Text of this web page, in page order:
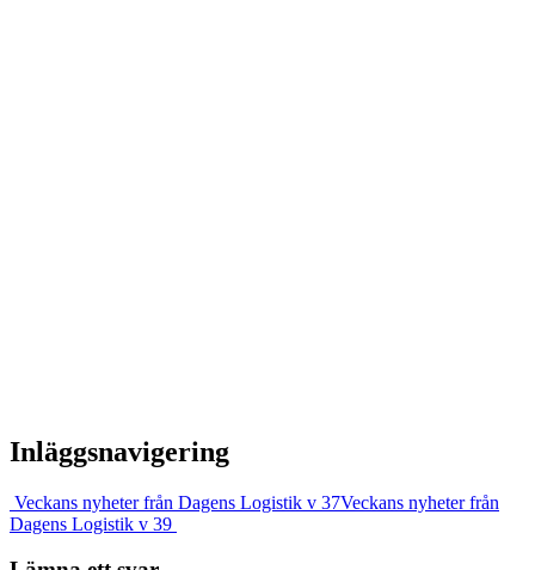
Inläggsnavigering
Veckans nyheter från Dagens Logistik v 37Veckans nyheter från
Dagens Logistik v 39